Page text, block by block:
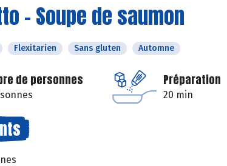
– Soupe de saumon
Flexitarien Sans gluten Automne
de personnes Préparation
20 min